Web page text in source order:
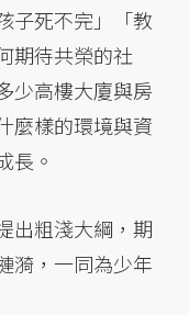
子死不完」「教
期待共榮的社
少高樓大廈與房
麼樣的環境與資
長。
出粗淺大綱，期
漪，一同為少年